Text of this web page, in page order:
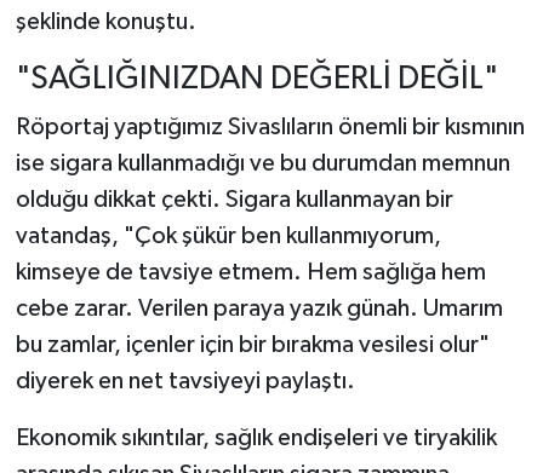
şeklinde konuştu.
"SAĞLIĞINIZDAN DEĞERLİ DEĞİL"
Röportaj yaptığımız Sivaslıların önemli bir kısmının
ise sigara kullanmadığı ve bu durumdan memnun
olduğu dikkat çekti. Sigara kullanmayan bir
vatandaş, "Çok şükür ben kullanmıyorum,
kimseye de tavsiye etmem. Hem sağlığa hem
cebe zarar. Verilen paraya yazık günah. Umarım
bu zamlar, içenler için bir bırakma vesilesi olur"
diyerek en net tavsiyeyi paylaştı.
Ekonomik sıkıntılar, sağlık endişeleri ve tiryakilik